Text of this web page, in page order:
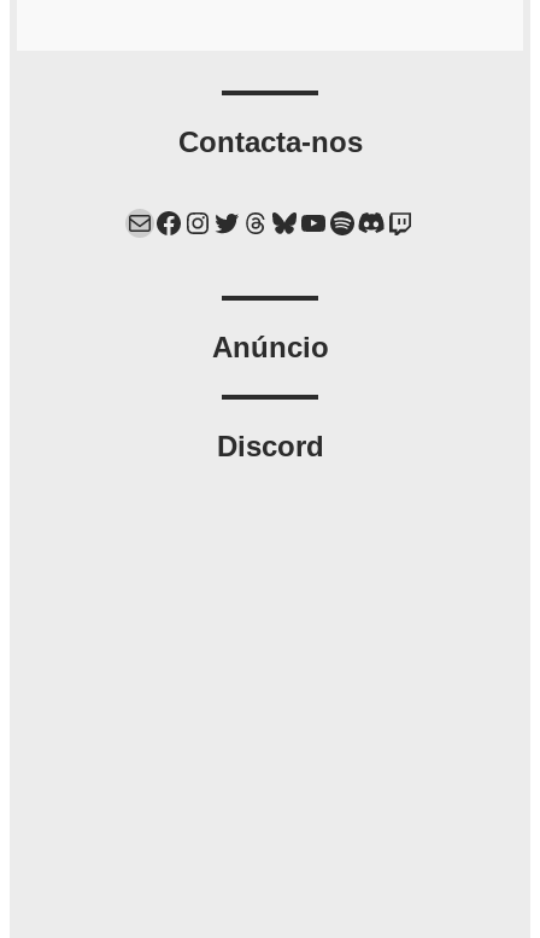
Contacta-nos
Mail Facebook Instagram Twitter Threads Bluesky YouTube Spotify Discord Twitch
Anúncio
Discord